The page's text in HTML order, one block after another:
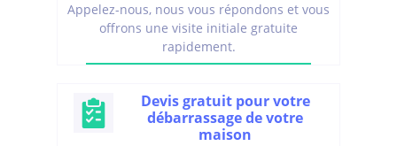
Appelez-nous, nous vous répondons et vous
offrons une visite initiale gratuite
rapidement.
Devis gratuit pour votre
débarrassage de votre
maison